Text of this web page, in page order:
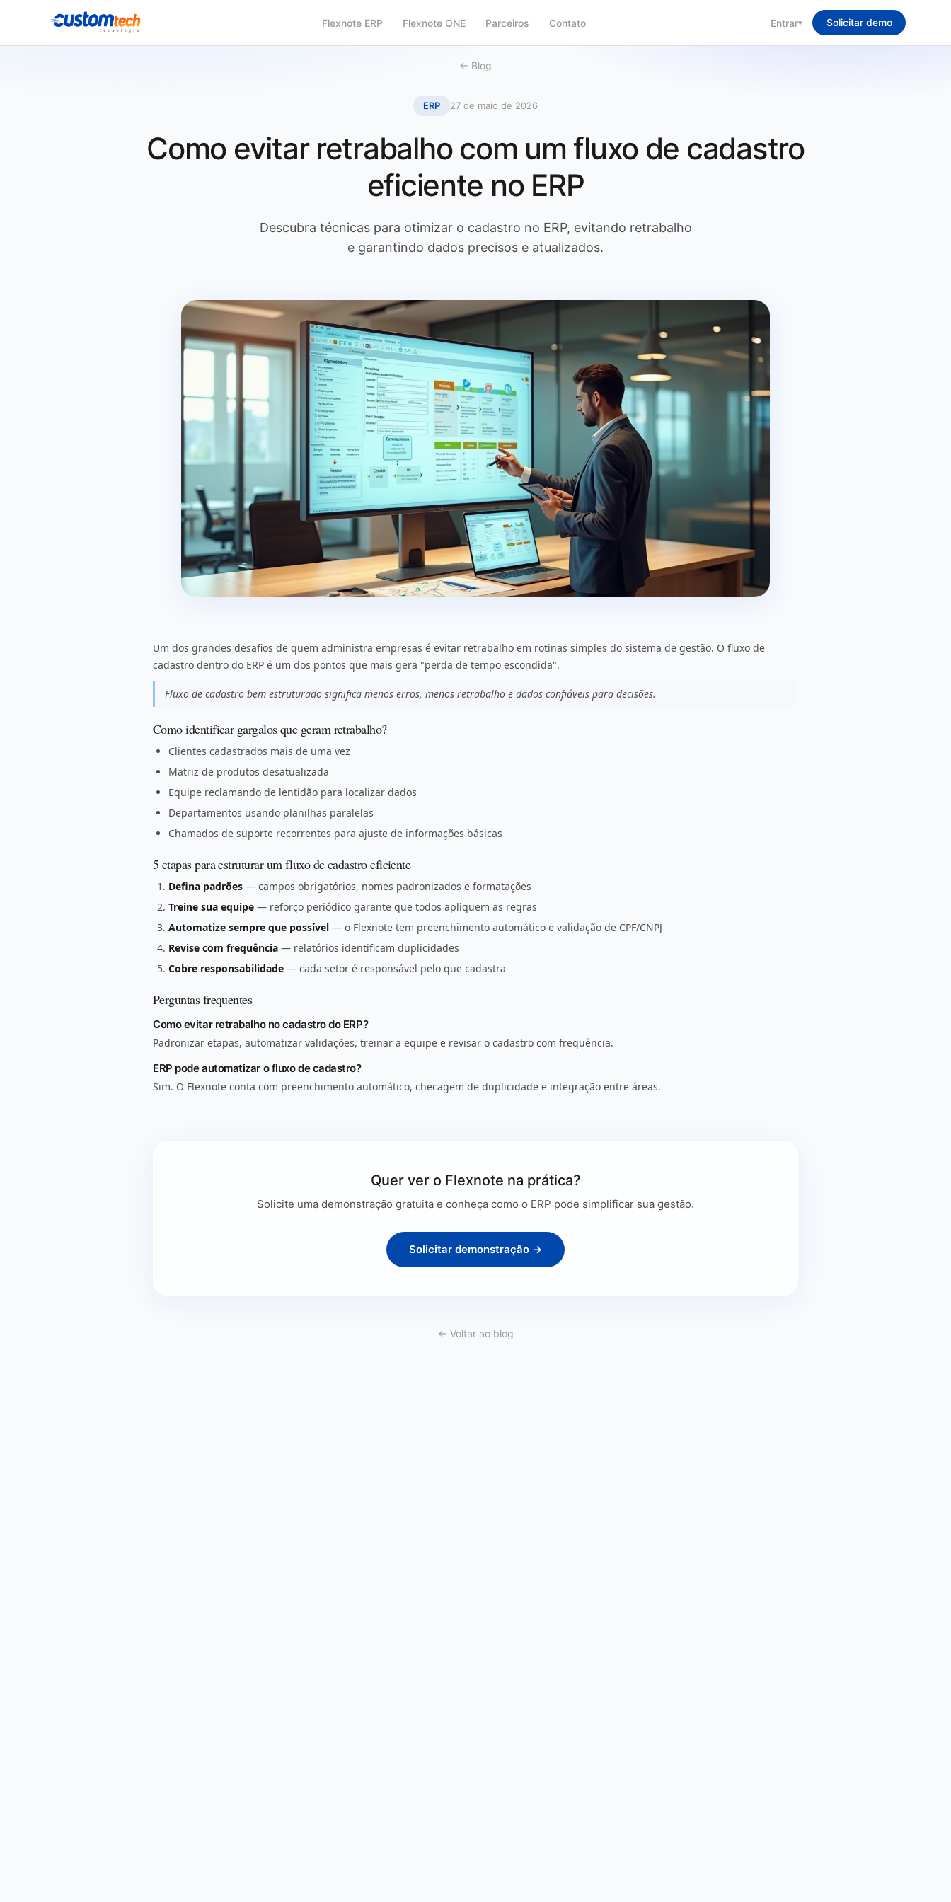
Flexnote ERP Flexnote ONE Parceiros Contato Entrar▾ Solicitar demo
← Blog
ERP 27 de maio de 2026
Como evitar retrabalho com um fluxo de cadastro
eficiente no ERP
Descubra técnicas para otimizar o cadastro no ERP, evitando retrabalho
e garantindo dados precisos e atualizados.
Um dos grandes desafios de quem administra empresas é evitar retrabalho em rotinas simples do sistema de gestão. O fluxo de
cadastro dentro do ERP é um dos pontos que mais gera "perda de tempo escondida".
Fluxo de cadastro bem estruturado significa menos erros, menos retrabalho e dados confiáveis para decisões.
Como identificar gargalos que geram retrabalho?
Clientes cadastrados mais de uma vez
Matriz de produtos desatualizada
Equipe reclamando de lentidão para localizar dados
Departamentos usando planilhas paralelas
Chamados de suporte recorrentes para ajuste de informações básicas
5 etapas para estruturar um fluxo de cadastro eficiente
Defina padrões — campos obrigatórios, nomes padronizados e formatações
Treine sua equipe — reforço periódico garante que todos apliquem as regras
Automatize sempre que possível — o Flexnote tem preenchimento automático e validação de CPF/CNPJ
Revise com frequência — relatórios identificam duplicidades
Cobre responsabilidade — cada setor é responsável pelo que cadastra
Perguntas frequentes
Como evitar retrabalho no cadastro do ERP?
Padronizar etapas, automatizar validações, treinar a equipe e revisar o cadastro com frequência.
ERP pode automatizar o fluxo de cadastro?
Sim. O Flexnote conta com preenchimento automático, checagem de duplicidade e integração entre áreas.
Quer ver o Flexnote na prática?
Solicite uma demonstração gratuita e conheça como o ERP pode simplificar sua gestão.
Solicitar demonstração →
← Voltar ao blog